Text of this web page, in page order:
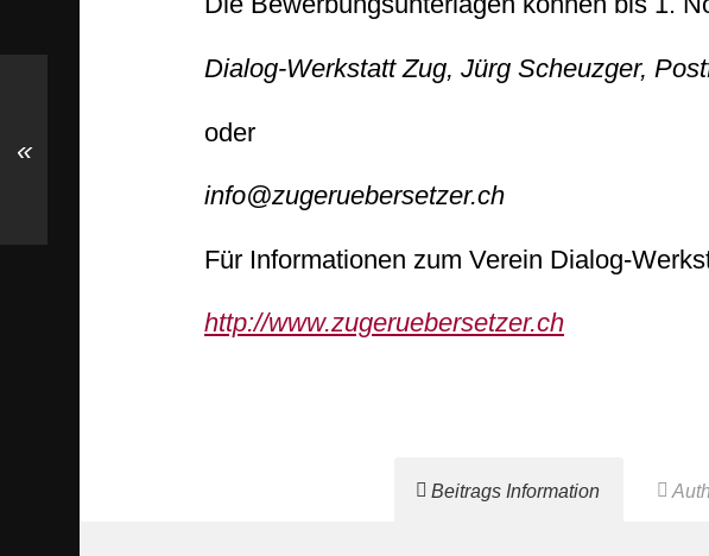
Dialog-Werkstatt Zug, Jürg Scheuzger,
oder
info@zugeruebersetzer.ch
Für Informationen zum Verein Dialog-
http://www.zugeruebersetzer.ch
Beitrags Information
«